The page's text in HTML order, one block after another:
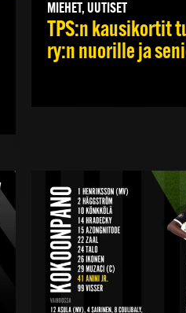
MIEHET, UUTISET
TPS:n kausikortit
ry:n nuorille ja